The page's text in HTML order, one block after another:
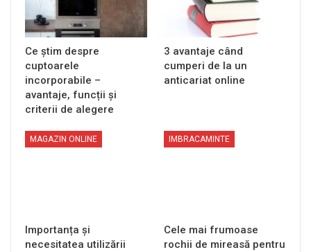
Ce știm despre
cuptoarele
incorporabile –
avantaje, funcții și
criterii de alegere
3 avantaje când
cumperi de la un
anticariat online
MAGAZIN ONLINE
Importanța și
necesitatea utilizării
IMBRACAMINTE
Cele mai frumoase
rochii de mireasă pentru